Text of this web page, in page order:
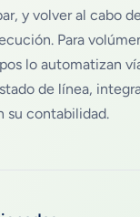
y volver al cabo
Para
lo automatizan
de línea,
su contabilidad.